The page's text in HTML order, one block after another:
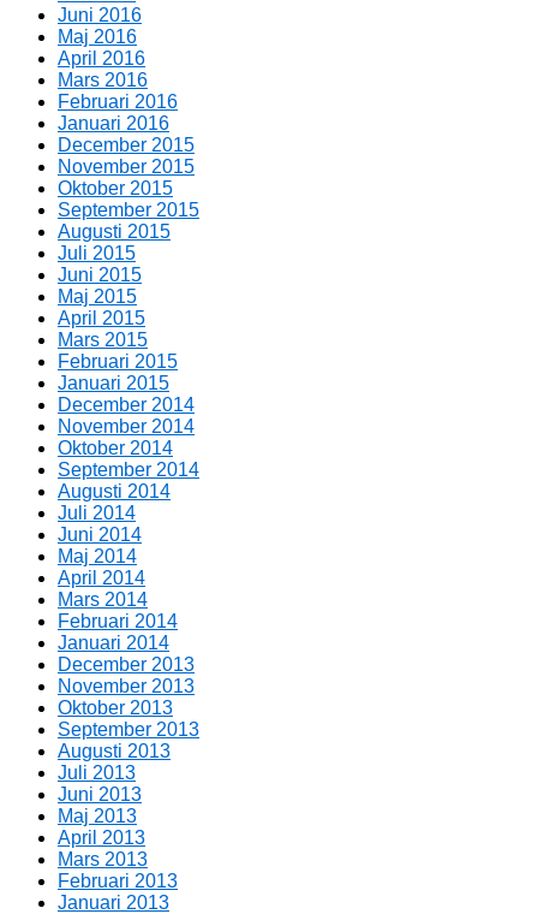
Juni 2016
Maj 2016
April 2016
Mars 2016
Februari 2016
Januari 2016
December 2015
November 2015
Oktober 2015
September 2015
Augusti 2015
Juli 2015
Juni 2015
Maj 2015
April 2015
Mars 2015
Februari 2015
Januari 2015
December 2014
November 2014
Oktober 2014
September 2014
Augusti 2014
Juli 2014
Juni 2014
Maj 2014
April 2014
Mars 2014
Februari 2014
Januari 2014
December 2013
November 2013
Oktober 2013
September 2013
Augusti 2013
Juli 2013
Juni 2013
Maj 2013
April 2013
Mars 2013
Februari 2013
Januari 2013